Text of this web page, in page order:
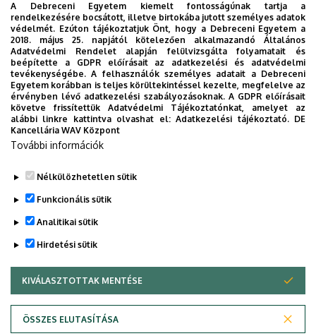
2026. augusztus 5.
Díszdoktorát gyászolja a Debreceni
Egyetem
INTÉZMÉNYI TTK TUDOMÁNY
A Debreceni Egyetem kiemelt fontosságúnak tartja a
rendelkezésére bocsátott, illetve birtokába jutott személyes adatok
védelmét. Ezúton tájékoztatjuk Önt, hogy a Debreceni Egyetem a
2018. május 25. napjától kötelezően alkalmazandó Általános
Adatvédelmi Rendelet alapján felülvizsgálta folyamatait és
beépítette a GDPR előírásait az adatkezelési és adatvédelmi
tevékenységébe. A felhasználók személyes adatait a Debreceni
Egyetem korábban is teljes körültekintéssel kezelte, megfelelve az
érvényben lévő adatkezelési szabályozásoknak. A GDPR előírásait
követve frissítettük Adatvédelmi Tájékoztatónkat, amelyet az
alábbi linkre kattintva olvashat el:Adatkezelési tájékoztató. DE
Kancellária WAV Központ
További információk
Nélkülözhetetlen sütik
Funkcionális sütik
Analitikai sütik
Hirdetési sütik
KIVÁLASZTOTTAK MENTÉSE
ÖSSZES ELUTASÍTÁSA
WITHDRAW CONSENT